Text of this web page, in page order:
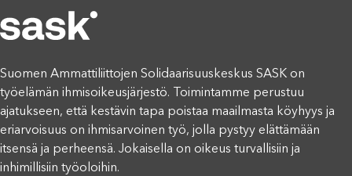
Suomen Ammattiliittojen Solidaarisuuskeskus SASK on
työelämän ihmisoikeusjärjestö. Toimintamme perustuu
ajatukseen, että kestävin tapa poistaa maailmasta köyhyys ja
eriarvoisuus on ihmisarvoinen työ, jolla pystyy elättämään
itsensä ja perheensä. Jokaisella on oikeus turvallisiin ja
inhimillisiin työoloihin.